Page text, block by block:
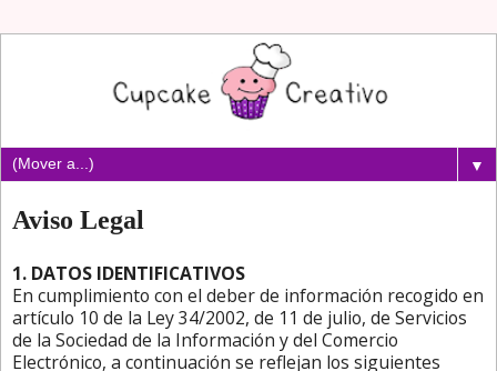
▼
Aviso Legal
1. DATOS IDENTIFICATIVOS
En cumplimiento con el deber de información recogido en
artículo 10 de la Ley 34/2002, de 11 de julio, de Servicios
de la Sociedad de la Información y del Comercio
Electrónico, a continuación se reflejan los siguientes